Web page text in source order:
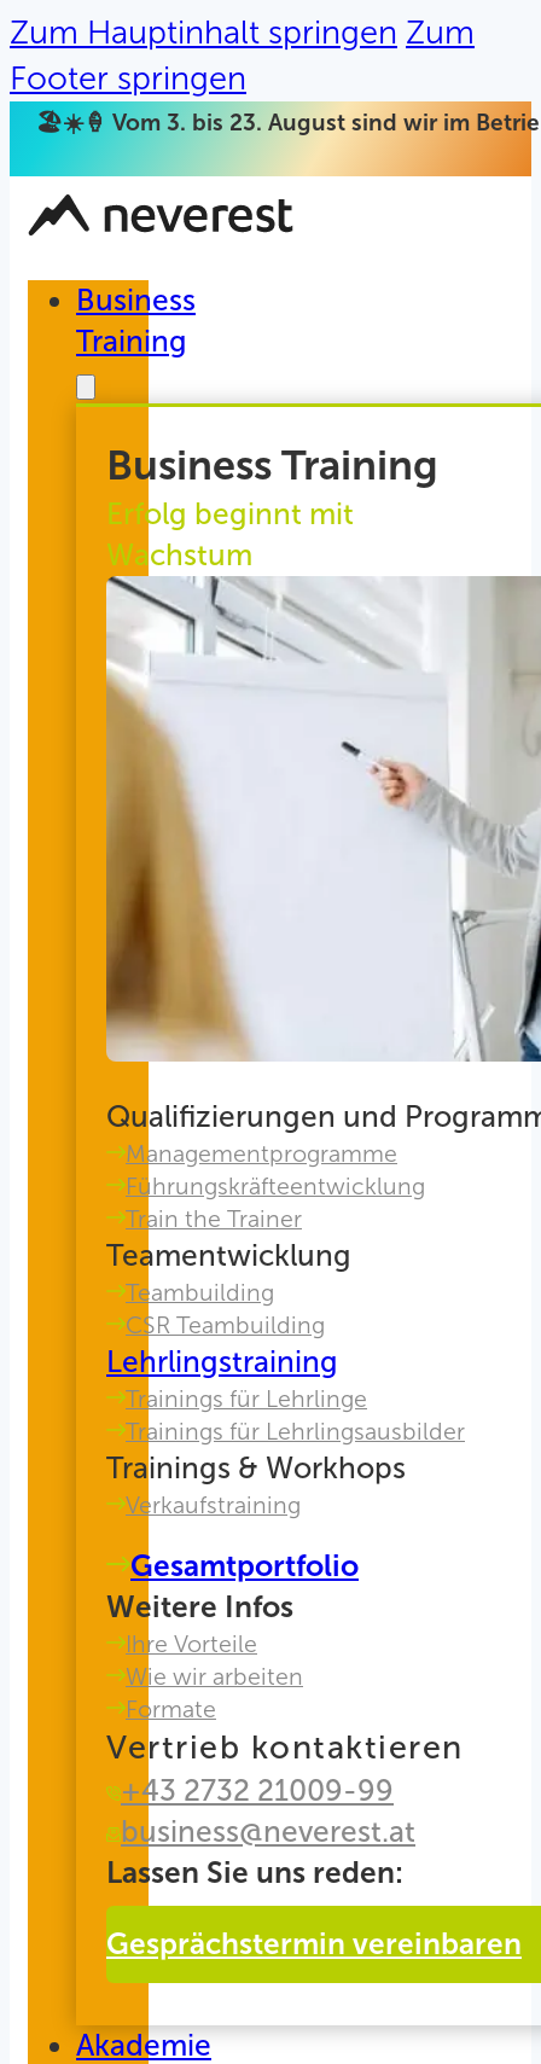
Zum Hauptinhalt springen Zum
Footer springen
🏖️☀️🍦 Vom 3. bis 23. August sind wir im
Business
Training
Business Training
Erfolg beginnt mit
Wachstum
Qualifizierungen und
Managementprogramme
Führungskräfteentwicklung
Train the Trainer
Teamentwicklung
Teambuilding
CSR Teambuilding
Lehrlingstraining
Trainings für Lehrlinge
Trainings für Lehrlingsausbilder
Trainings & Workhops
Verkaufstraining
Gesamtportfolio
Weitere Infos
Ihre Vorteile
Wie wir arbeiten
Formate
Vertrieb kontaktieren
+43 2732 21009-99
business@neverest.at
Lassen Sie uns reden:
Gesprächstermin vereinbaren
Akademie